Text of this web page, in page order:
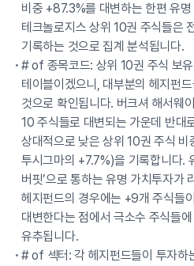
비중 +87.3%를 대변하는 한편 유
테크놀로지스 상위 10권 주식들은
기록하는 것으로 집계 분석됩니다.
# of 종목코드: 상위 10권 주식 보
테이블이겠으니, 대부분의 헤지펀
것으로 확인됩니다. 버크셔 해서웨
10 주식들로 대변되는 가운데 반대
상대적으로 낮은 상위 10권 주식
투시그마의 +7.7%)을 기록합니다.
버핏’으로 통하는 유명 가치투자가
헤지펀드의 경우에는 +9개 주식들
대변한다는 점에서 극소수 주식들
유추됩니다.
# of 섹터: 각 헤지펀드들이 투자하